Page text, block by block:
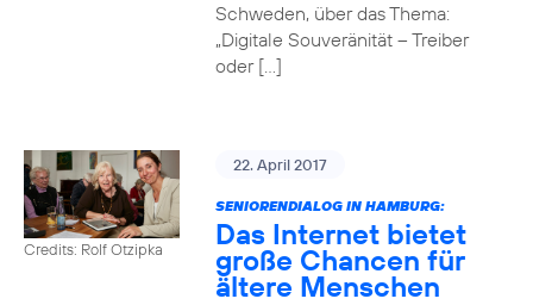
Schweden, über das Thema:
„Digitale Souveränität – Treiber
oder […]
Credits: Rolf Otzipka
22. April 2017
SENIORENDIALOG IN HAMBURG:
Das Internet bietet
große Chancen für
ältere Menschen